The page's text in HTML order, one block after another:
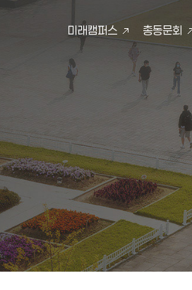
미래캠퍼스 총동문회